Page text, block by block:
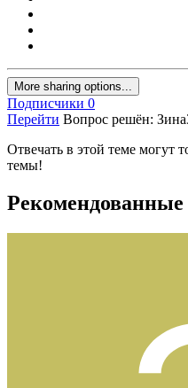
More sharing options...
Подписчики 0
Перейти Вопрос решён:
Отвечать в этой теме могут
темы!